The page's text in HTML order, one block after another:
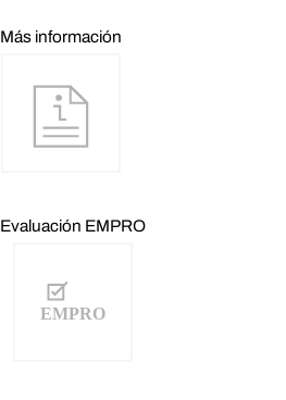
Más información
Evaluación EMPRO